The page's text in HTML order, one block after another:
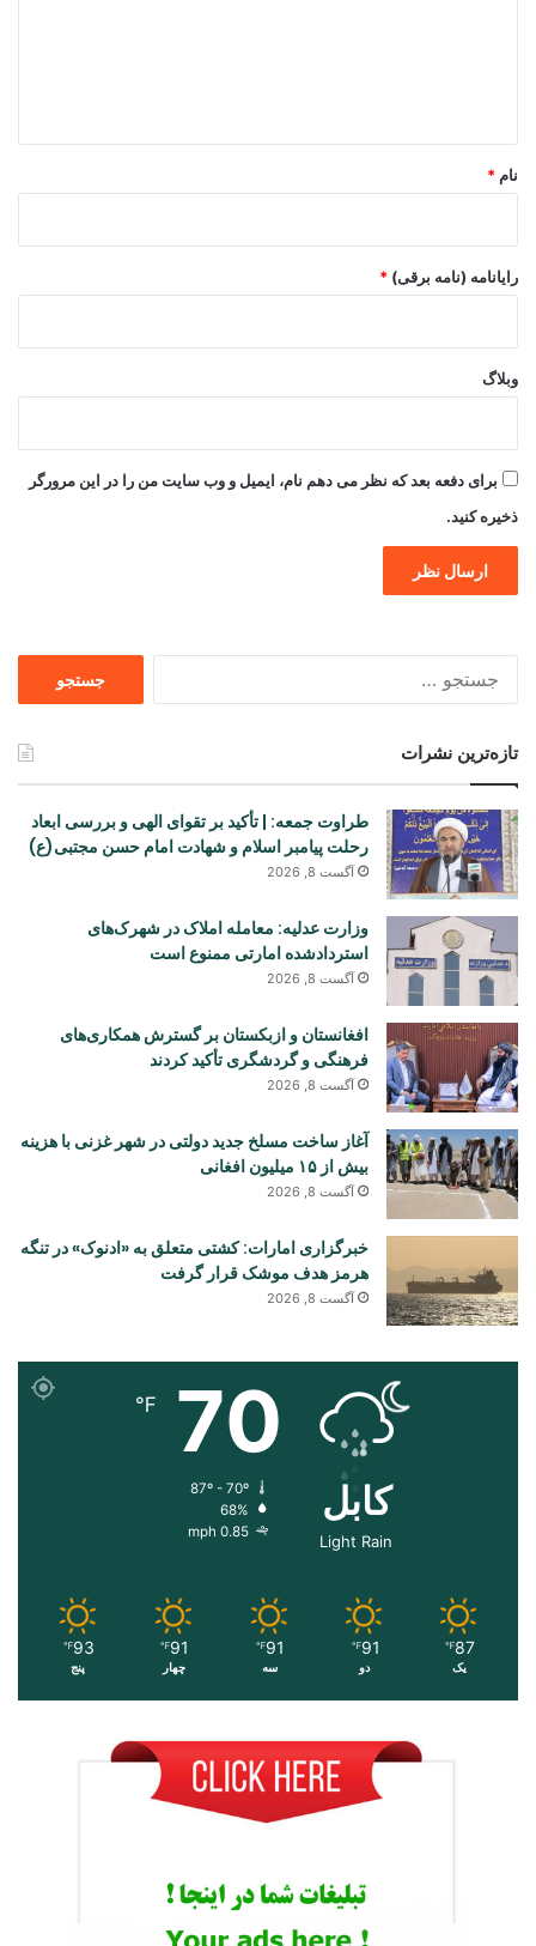
نام *
رایانامه (نامه برقی) *
وبلاگ
برای دفعه بعد که نظر می دهم نام، ایمیل و وب سایت من را در این مرورگر
ذخیره کنید.
تازه‌ترین نشرات
طراوت جمعه: | تأکید بر تقوای الهی و بررسی ابعاد
رحلت پیامبر اسلام و شهادت امام حسن مجتبی(ع)
آگست 8, 2026
وزارت عدلیه: معامله املاک در شهرک‌های
استردادشده امارتی ممنوع است
آگست 8, 2026
افغانستان و ازبکستان بر گسترش همکاری‌های
فرهنگی و گردشگری تأکید کردند
آگست 8, 2026
آغاز ساخت مسلخ جدید دولتی در شهر غزنی با هزینه
بیش از ۱۵ میلیون افغانی
آگست 8, 2026
خبرگزاری امارات: کشتی متعلق به «ادنوک» در تنگه
هرمز هدف موشک قرار گرفت
آگست 8, 2026
کابل
Light Rain
70
℉
68%
0.85 mph
87
℉
یک
91
℉
دو
91
℉
سه
91
℉
چهار
93
℉
پنج